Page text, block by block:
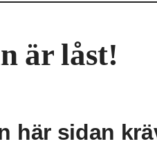
är låst!
här sidan